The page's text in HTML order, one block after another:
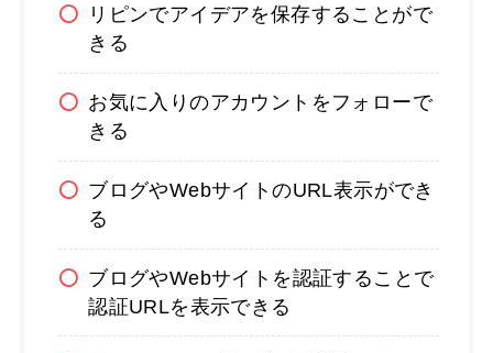
リピンでアイデアを保存することがで
きる
お気に入りのアカウントをフォローで
きる
ブログやWebサイトのURL表示ができ
る
ブログやWebサイトを認証することで
認証URLを表示できる